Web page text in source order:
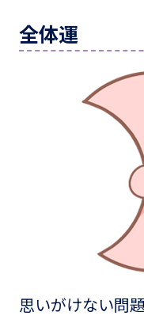
全体運
思いがけない問